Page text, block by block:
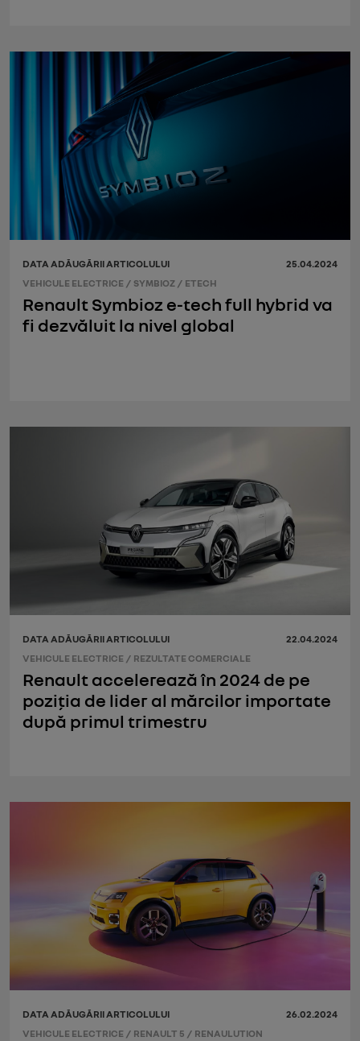
DATA ADĂUGĂRII ARTICOLULUI
25.04.2024
VEHICULE ELECTRICE / SYMBIOZ / ETECH
Renault Symbioz e-tech full hybrid va
fi dezvăluit la nivel global
DATA ADĂUGĂRII ARTICOLULUI
22.04.2024
VEHICULE ELECTRICE / REZULTATE COMERCIALE
Renault accelerează în 2024 de pe
poziția de lider al mărcilor importate
după primul trimestru
DATA ADĂUGĂRII ARTICOLULUI
26.02.2024
VEHICULE ELECTRICE / RENAULT 5 / RENAULUTION